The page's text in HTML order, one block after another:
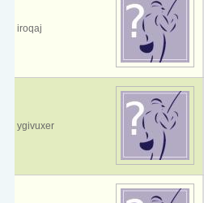
iroqaj
ygivuxer